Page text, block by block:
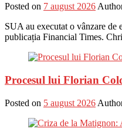
Posted on 7 august 2026
SUA au executat o vânzare de
publicația Financial Times.
Procesul lui Florian
Posted on 5 august 2026